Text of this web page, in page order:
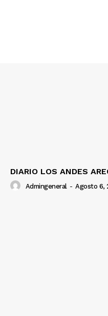
DIARIO LOS ANDES
Admingeneral - Agosto 6,